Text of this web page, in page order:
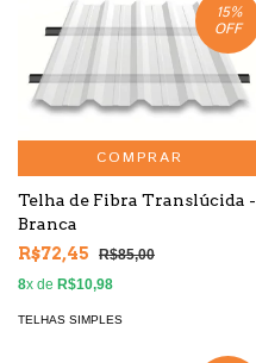
15%
OFF
COMPRAR
Telha de Fibra Translúcida -
Branca
R$72,45
R$85,00
8x de R$10,98
TELHAS SIMPLES